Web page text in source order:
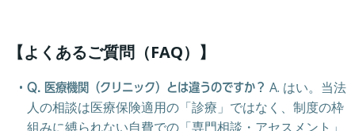
content
【よくあるご質問（FAQ）】
Q. 医療機関（クリニック）とは違うのですか？ A. はい。当法
人の相談は医療保険適用の「診療」ではなく、制度の枠
組みに縛られない自費での「専門相談・アセスメント」